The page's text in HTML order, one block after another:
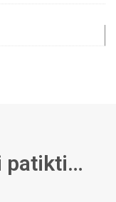
patikti…